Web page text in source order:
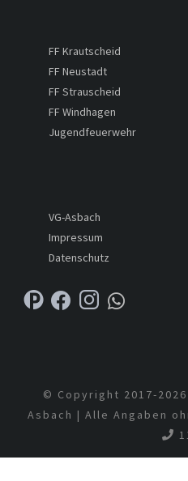
FF Krautscheid
FF Neustadt
FF Strauscheid
FF Windhagen
Jugendfeuerwehr
VG-Asbach
Impressum
Datenschutz
© Copyright 2017-
Asbach | Alle Angaben